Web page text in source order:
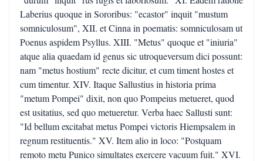
Laberius quoque in Sororibus: "ecastor" inquit "mustum
somniculosum", XII. et Cinna in poematis: somniculosam ut
Poenus aspidem Psyllus. XIII. "Metus" quoque et "iniuria"
atque alia quaedam id genus sic utroqueversum dici possunt:
nam "metus hostium" recte dicitur, et cum timent hostes et
cum timentur. XIV. Itaque Sallustius in historia prima
"metum Pompei" dixit, non quo Pompeius metueret, quod
est usitatius, sed quo metueretur. Verba haec Sallusti sunt:
"Id bellum excitabat metus Pompei victoris Hiempsalem in
regnum restituentis." XV. Item alio in loco: "Postquam
remoto metu Punico simultates exercere vacuum fuit." XVI.